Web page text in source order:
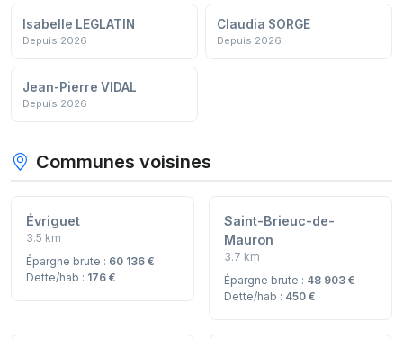
Isabelle LEGLATIN
Depuis 2026
Claudia SORGE
Depuis 2026
Jean-Pierre VIDAL
Depuis 2026
Communes voisines
Évriguet
3.5 km
Épargne brute : 60 136 €
Dette/hab : 176 €
Saint-Brieuc-de-
Mauron
3.7 km
Épargne brute : 48 903 €
Dette/hab : 450 €